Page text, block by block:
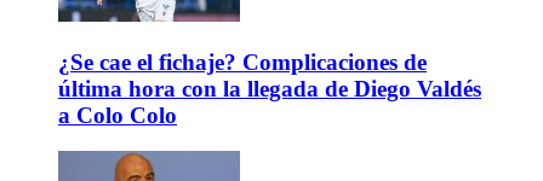
¿Se cae el fichaje? Complicaciones de
última hora con la llegada de Diego Valdés
a Colo Colo